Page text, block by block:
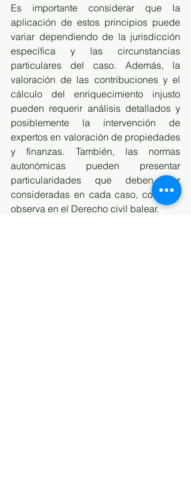
Es importante considerar que la
aplicación de estos principios puede
variar dependiendo de la jurisdicción
específica y las circunstancias
particulares del caso. Además, la
valoración de las contribuciones y el
cálculo del enriquecimiento injusto
pueden requerir análisis detallados y
posiblemente la intervención de
expertos en valoración de propiedades
y finanzas. También, las normas
autonómicas pueden presentar
particularidades que deben ser
consideradas en cada caso, como se
observa en el Derecho civil balear.